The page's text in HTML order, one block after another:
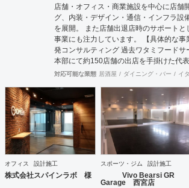
店舗・オフィス・商業施設を中心に店舗
グ、内装・デザイン・通信・インフラ設
を展開。 また店舗出退店時のサポートと
事業にも注力しています。 【具体的な
発コンサルティング 過去ワタミフードサ
本部にて約150店舗の出店を手掛けた代
ウハウが凝縮した事業。 物件開発だけで
に関わる全ての業務をトータル的にサポ
装工事・施工監理 会社設立から36年目と
績により、高い技術を持った職人と経験
り、店舗デザイン設計から施工監理まで
ップでご提供いたします。 ③不動産仲介
介、サブリース） 多くの出退店に携わっ
全国のオフィスビルや店舗物件の情報を
多い都心部、郊外主要駅をはじめ、ロー
対応可能な業態 居酒屋 ダイニング・バー イ
オフィス 設計施工
株式会社スパインラボ 様
スポーツ・ジム 設計施工
Vivo Bearsi GR
Garage 西宮店